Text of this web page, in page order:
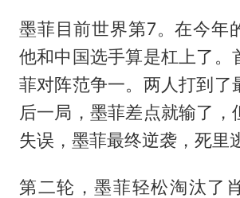
墨菲目前世界第7。在今年
他和中国选手算是杠上了。
菲对阵范争一。两人打到了
后一局，墨菲差点就输了，
失误，墨菲最终逆袭，死里
第二轮，墨菲轻松淘汰了